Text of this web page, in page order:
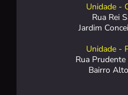
Unidade -
Rua Rei
Jardim
Unidade -
Rua
Bairro